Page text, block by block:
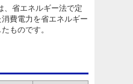
省エネルギー法で定
費電力を省エネルギー
ものです。